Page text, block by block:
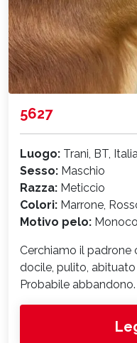
5627
Luogo: Trani, BT,
Sesso: Maschio
Razza: Meticcio
Colori: Marrone,
Motivo pelo:
Cerchiamo il padrone
docile, pulito,
Probabile abbandono.